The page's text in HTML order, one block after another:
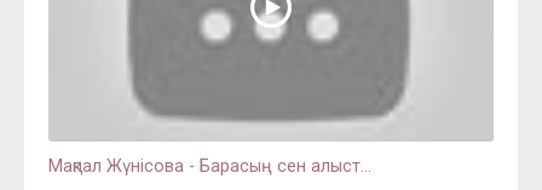
Мақпал Жүнісова - Барасың сен алыст...